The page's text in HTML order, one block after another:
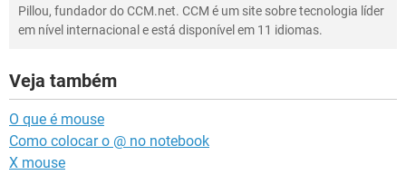
Pillou, fundador do CCM.net. CCM é um site sobre tecnologia líder
em nível internacional e está disponível em 11 idiomas.
Veja também
O que é mouse
Como colocar o @ no notebook
X mouse